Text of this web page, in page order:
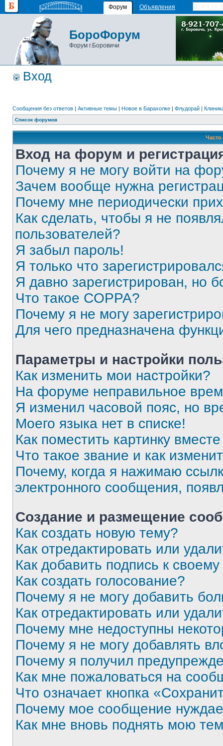
Форум Объявления
БороФорум
Форум г.Боровичи
Вход
Сообщения без ответов | Активные темы | Новое в Барахолке | Флудорай |
Список форумов
Вход на форум и
Почему я не могу войти на
Зачем вообще нужна
Почему мне периодически
Как сделать, чтобы я не
пользователей?
Я забыл пароль!
Я только что
Я давно зарегистрирован, но
Что такое COPPA?
Почему я не могу
Для чего предназначена
Параметры и настройки
Как изменить мои настройки?
На форуме неправильное
Я изменил часовой пояс, но
Моего языка нет в списке!
Как поместить картинку
Что такое звание и как
Почему, когда я нажимаю
электронного сообщения,
Создание и размещение
Как создать новую тему?
Как отредактировать или
Как добавить подпись к
Как создать голосование?
Почему я не могу добавить
Как отредактировать или
Почему мне недоступны
Почему я не могу добавлять
Почему я получил
Как мне пожаловаться на
Что означает кнопка
Почему мое сообщение
Как мне вновь поднять мою